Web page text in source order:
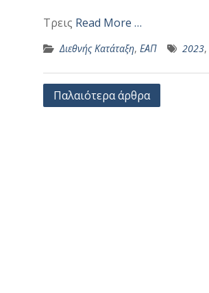
Τρεις Read More …
Διεθνής Κατάταξη, ΕΑΠ 2023,
Πλοήγηση
Παλαιότερα άρθρα